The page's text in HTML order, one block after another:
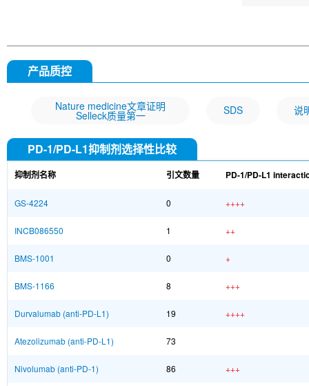
产品质控
Nature medicine文章证明
Selleck质量第一 SDS 说
PD-1/PD-L1抑制剂选择性比较
抑制剂名称 引文数量 PD-1/PD-L1
GS-4224 0 ++++
INCB086550 1 ++
BMS-1001 0 +
BMS-1166 8 +++
Durvalumab (anti-PD-L1) 19 ++++
Atezolizumab (anti-PD-L1) 73
Nivolumab (anti-PD-1) 86 +++